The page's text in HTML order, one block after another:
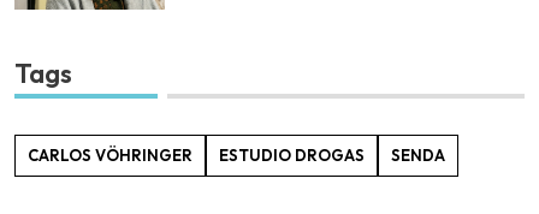
Tags
CARLOS VÖHRINGER ESTUDIO DROGAS SENDA